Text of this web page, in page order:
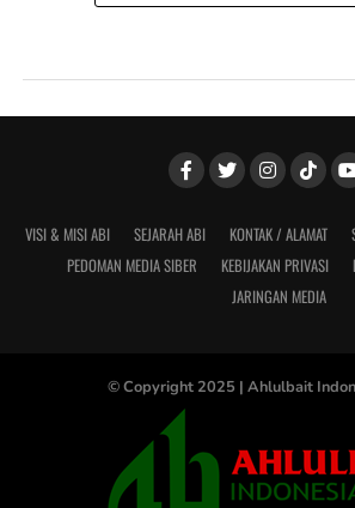
VISI & MISI ABI SEJARAH ABI KONTAK / ALAMAT
PEDOMAN MEDIA SIBER
KEBIJAKAN PRIVASI
JARINGAN MEDIA
© Copyright 2025 | Ahlulbait